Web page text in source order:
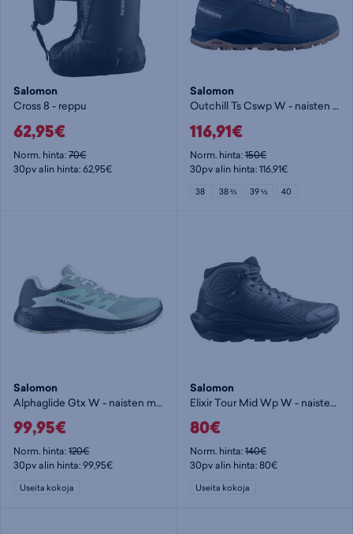
Salomon
Cross 8 - reppu
62,95€
Norm. hinta:70€
30pv alin hinta: 62,95€
Salomon
Outchill Ts Cswp W - naisten talvikengät
116,91€
Norm. hinta:150€
30pv alin hinta: 116,91€
38 38 ⅔ 39 ⅓ 40
Salomon
Alphaglide Gtx W - naisten maastojuoksukengät
99,95€
Norm. hinta:120€
30pv alin hinta: 99,95€
Useita kokoja
Salomon
Elixir Tour Mid Wp W - naisten korkeavartinen vaelluskenkä
80€
Norm. hinta:140€
30pv alin hinta: 80€
Useita kokoja